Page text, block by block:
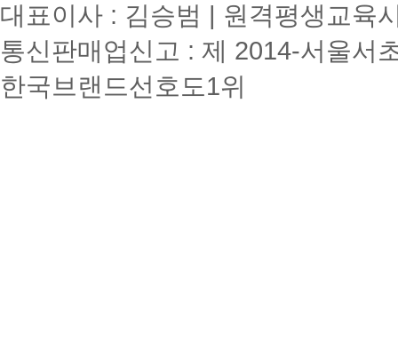
대표이사 : 김승범 | 원격평생교육
통신판매업신고 : 제 2014-서울서
한국브랜드선호도1위